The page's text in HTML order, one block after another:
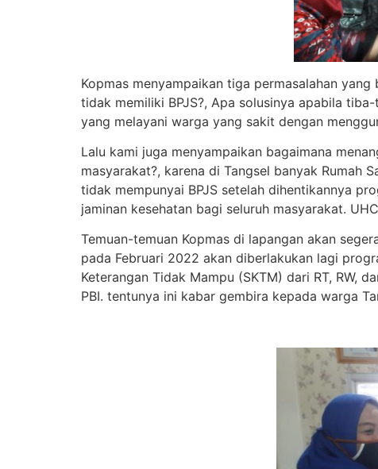
Kopmas menyampaikan tiga permasalahan
tidak memiliki BPJS?, Apa solusinya apabila
yang melayani warga yang sakit dengan
Lalu kami juga menyampaikan bagaimana
masyarakat?, karena di Tangsel banyak Rumah
tidak mempunyai BPJS setelah dihentikannya
jaminan kesehatan bagi seluruh masyarakat.
Temuan-temuan Kopmas di lapangan akan
pada Februari 2022 akan diberlakukan lagi
Keterangan Tidak Mampu (SKTM) dari RT, RW,
PBI. tentunya ini kabar gembira kepada warga